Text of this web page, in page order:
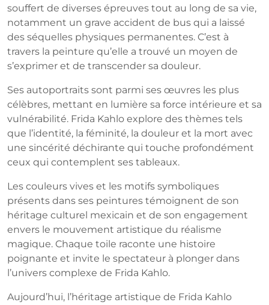
souffert de diverses épreuves tout au long de sa vie,
notamment un grave accident de bus qui a laissé
des séquelles physiques permanentes. C’est à
travers la peinture qu’elle a trouvé un moyen de
s’exprimer et de transcender sa douleur.
Ses autoportraits sont parmi ses œuvres les plus
célèbres, mettant en lumière sa force intérieure et sa
vulnérabilité. Frida Kahlo explore des thèmes tels
que l’identité, la féminité, la douleur et la mort avec
une sincérité déchirante qui touche profondément
ceux qui contemplent ses tableaux.
Les couleurs vives et les motifs symboliques
présents dans ses peintures témoignent de son
héritage culturel mexicain et de son engagement
envers le mouvement artistique du réalisme
magique. Chaque toile raconte une histoire
poignante et invite le spectateur à plonger dans
l’univers complexe de Frida Kahlo.
Aujourd’hui, l’héritage artistique de Frida Kahlo